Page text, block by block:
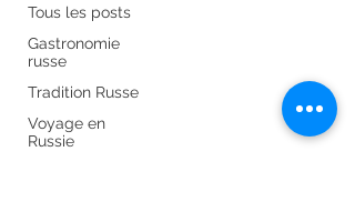
Tous les posts
Gastronomie
russe
Tradition Russe
Voyage en
Russie